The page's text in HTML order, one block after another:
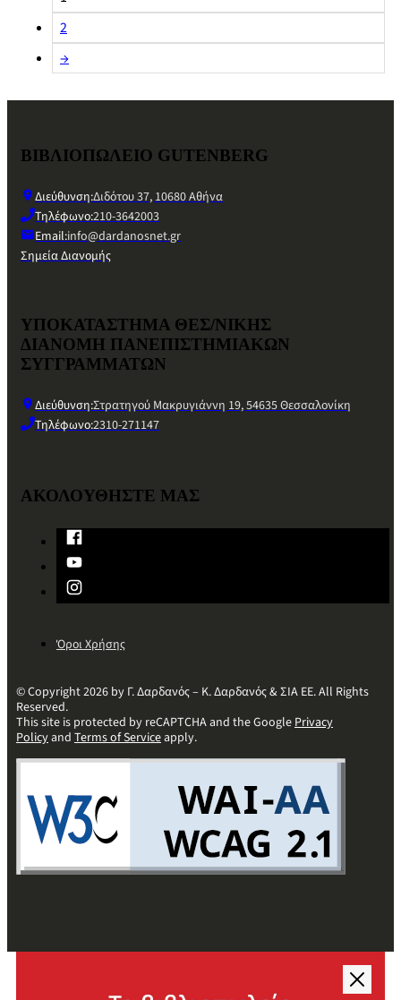
2
→
ΒΙΒΛΙΟΠΩΛΕΙΟ GUTENBERG
Διεύθυνση:Διδότου 37, 10680 Αθήνα
Τηλέφωνο:210-3642003
Email:info@dardanosnet.gr
Σημεία Διανομής
ΥΠΟΚΑΤΑΣΤΗΜΑ ΘΕΣ/ΝΙΚΗΣ
ΔΙΑΝΟΜΗ ΠΑΝΕΠΙΣΤΗΜΙΑΚΩΝ
ΣΥΓΓΡΑΜΜΑΤΩΝ
Διεύθυνση:Στρατηγού Μακρυγιάννη 19, 54635 Θεσσαλονίκη
Τηλέφωνο:2310-271147
ΑΚΟΛΟΥΘΗΣΤΕ ΜΑΣ
Όροι Χρήσης
© Copyright 2026 by Γ. Δαρδανός – Κ. Δαρδανός & ΣΙΑ ΕΕ. All Rights
Reserved.
This site is protected by reCAPTCHA and the GooglePrivacy
Policyand Terms of Serviceapply.